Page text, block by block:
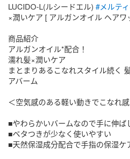
LUCIDO-L(ルシードエル) #メルテ
×潤いケア [ アルガンオイル ヘアワ
商品紹介
アルガンオイル*配合！
濡れ髪×潤いケア
まとまりあるこなれスタイル続く
アバーム
＜空気感のある軽い動きでこなれ
■やわらかいバームなので手に伸ば
■ベタつきが少なく使いやすい
■天然保湿成分配合で手指の保湿ケ